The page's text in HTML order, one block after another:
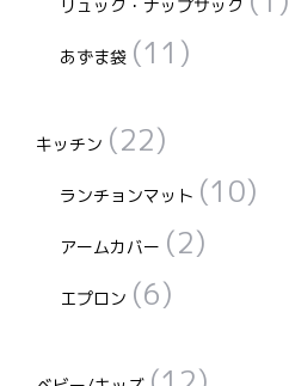
リュック・ナップサック
あずま袋 (11)
キッチン (22)
ランチョンマット (10)
アームカバー (2)
エプロン (6)